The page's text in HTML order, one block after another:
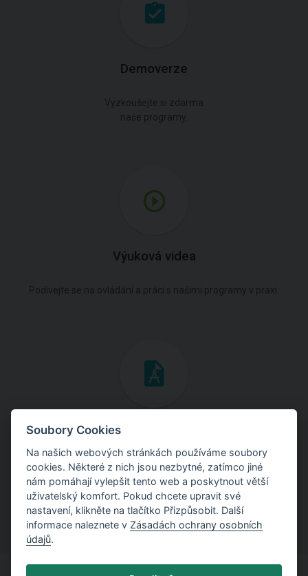
Demoverze
Výuková videa
Inženýrské manuály
Stáhněte si manuály s teoretickými i praktickými ukázkami
použití programů.
Soubory Cookies
Na našich webových stránkách používáme soubory
cookies. Některé z nich jsou nezbytné, zatímco jiné
nám pomáhají vylepšit tento web a poskytnout větší
uživatelský komfort. Pokud chcete upravit své
nastavení, klikněte na tlačítko Přizpůsobit. Další
informace naleznete v Zásadách ochrany osobních
údajů.